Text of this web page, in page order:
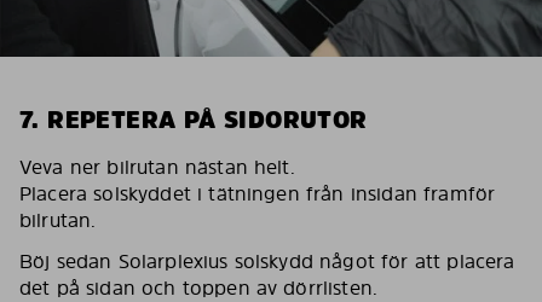
7. REPETERA PÅ SIDORUTOR
Veva ner bilrutan nästan helt.
Placera solskyddet i tätningen från insidan framför
bilrutan.
Böj sedan Solarplexius solskydd något för att placera
det på sidan och toppen av dörrlisten.